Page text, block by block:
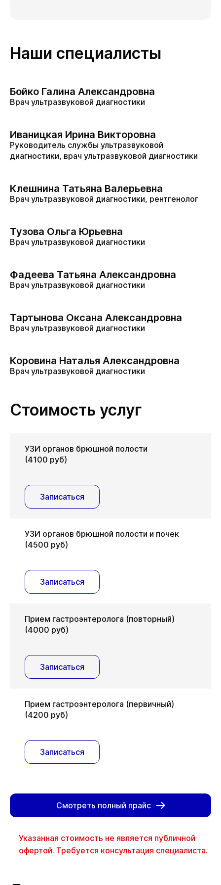
Наши специалисты
Бойко Галина Александровна
Врач ультразвуковой диагностики
Иваницкая Ирина Викторовна
Руководитель службы ультразвуковой
диагностики, врач ультразвуковой диагностики
Клешнина Татьяна Валерьевна
Врач ультразвуковой диагностики, рентгенолог
Тузова Ольга Юрьевна
Врач ультразвуковой диагностики
Фадеева Татьяна Александровна
Врач ультразвуковой диагностики
Тартынова Оксана Александровна
Врач ультразвуковой диагностики
Коровина Наталья Александровна
Врач ультразвуковой диагностики
Стоимость услуг
УЗИ органов брюшной полости
(4100 руб)
Записаться
УЗИ органов брюшной полости и почек
(4500 руб)
Записаться
Прием гастроэнтеролога (повторный)
(4000 руб)
Записаться
Прием гастроэнтеролога (первичный)
(4200 руб)
Записаться
Смотреть полный прайс
Указанная стоимость не является публичной
офертой. Требуется консультация специалиста.